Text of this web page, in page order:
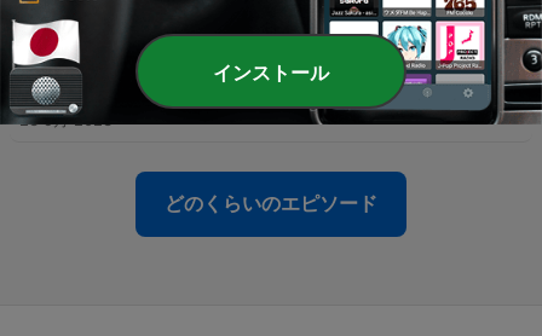
57-中級日本語の単語（寝相アート）
05 10月 2023
62 - 56-中級日本語の単語（ご祝儀）
23 9月 2023
どのくらいのエピソード
インストール